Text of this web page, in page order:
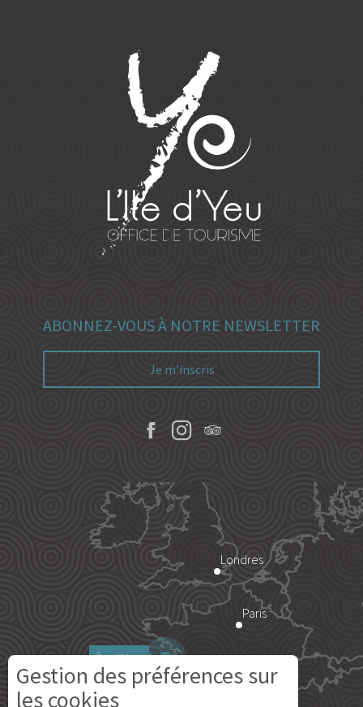
ABONNEZ-VOUS À NOTRE NEWSLETTER
Je m'inscris
Londres
Paris
Île d'Yeu
Gestion des préférences sur
les cookies